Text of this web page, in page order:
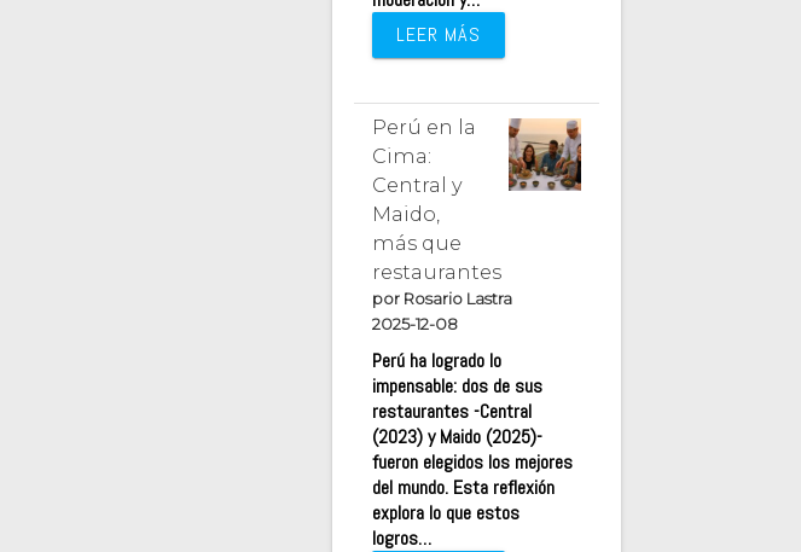
LEER MÁS
Perú en la
Cima:
Central y
Maido,
más que
restaurantes
por Rosario Lastra
2025-12-08
Perú ha logrado lo
impensable: dos de sus
restaurantes -Central
(2023) y Maido (2025)-
fueron elegidos los mejores
del mundo. Esta reflexión
explora lo que estos
logros…